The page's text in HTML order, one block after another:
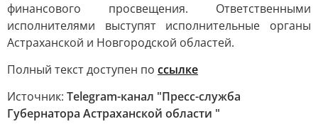
финансового просвещения. Ответственными
исполнителями выступят исполнительные органы
Астраханской и Новгородской областей.
Полный текст доступен по ссылке
Источник: Telegram-канал "Пресс-служба
Губернатора Астраханской области "